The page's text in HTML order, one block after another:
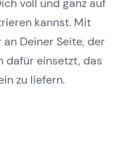
voll und ganz auf
kannst. Mit
Deiner Seite, der
dafür einsetzt, das
zu liefern.